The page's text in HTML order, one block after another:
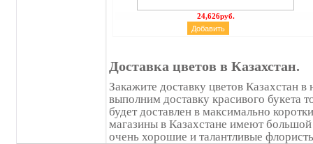
24,626руб.
Доставка цветов в Казахстан.
Закажите доставку цветов Казахстан
выполним доставку красивого букета
будет доставлен в максимально
магазины в Казахстане имеют
очень хорошие и талантливые